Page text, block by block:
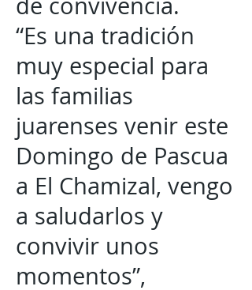
“Es una tradición
muy especial para
las familias
juarenses venir este
Domingo de Pascua
a El Chamizal, vengo
a saludarlos y
convivir unos
momentos”,